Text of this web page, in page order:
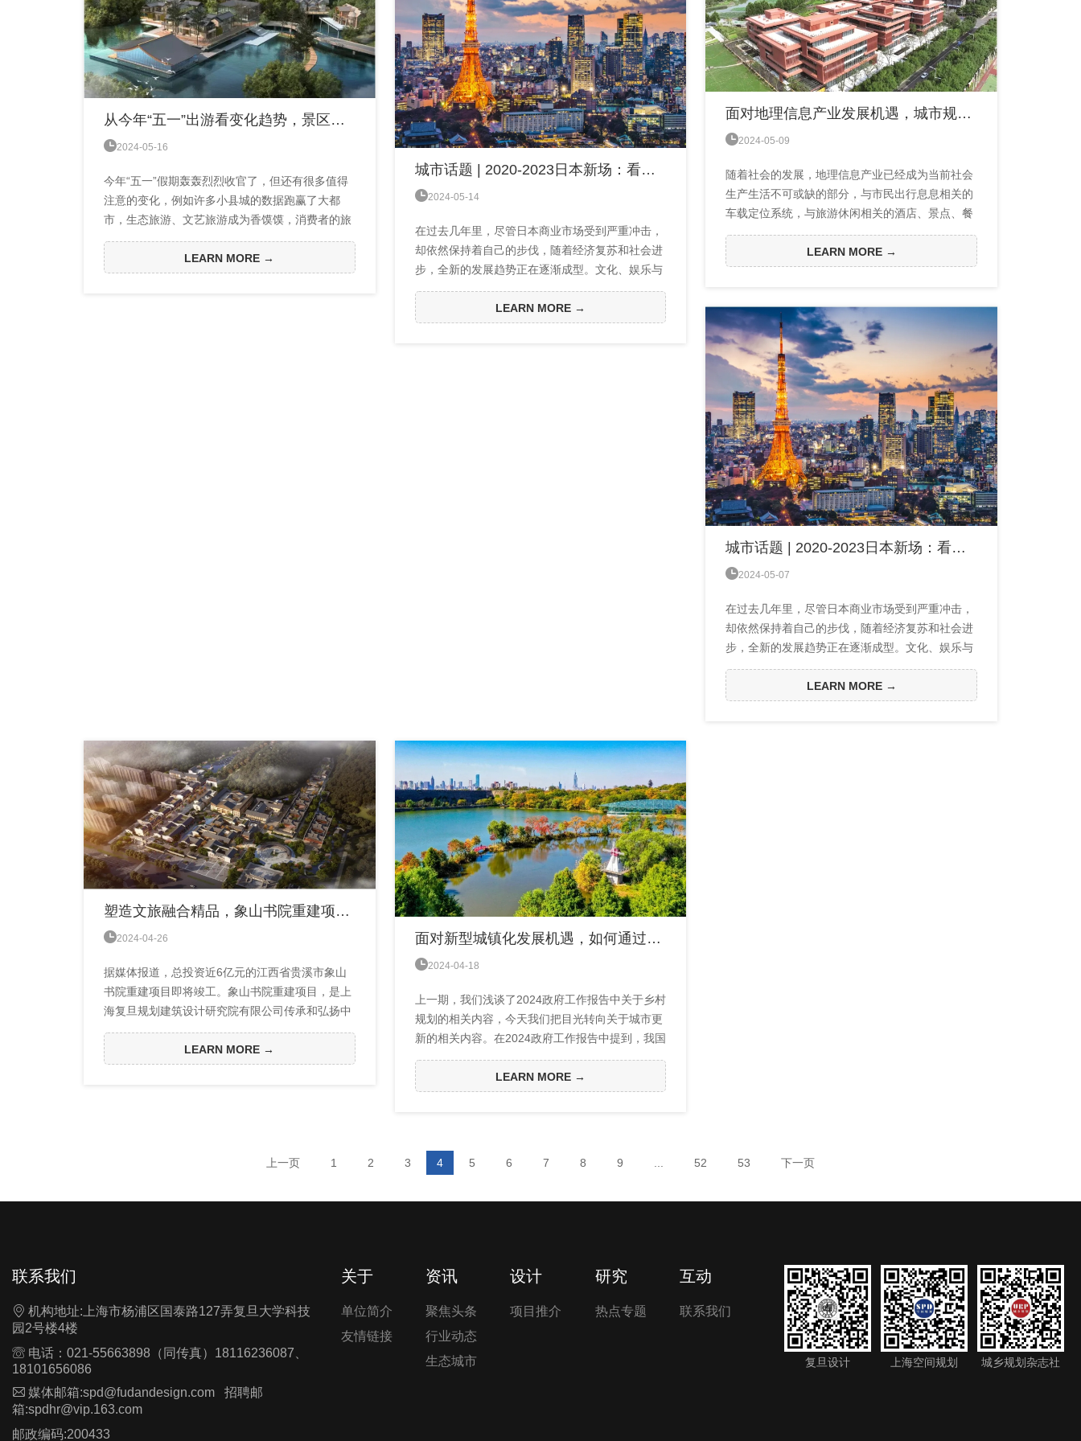
从今年“五一”出游看变化趋势，景区规划需要注意哪些内容？
2024-05-16
今年“五一”假期轰轰烈烈收官了，但还有很多值得
注意的变化，例如许多小县城的数据跑赢了大都
市，生态旅游、文艺旅游成为香馍馍，消费者的旅
游方式灵活多变，追求性价比、个性化和舒适感，
中产及新生代正在成为消费的主力......今天，就让
我们从今年“五一”出游的变化，看看景区规划需要
LEARN MORE →
城市话题 | 2020-2023日本新场：看懂趋势，打「时间差」（下）
2024-05-14
在过去几年里，尽管日本商业市场受到严重冲击，
却依然保持着自己的步伐，随着经济复苏和社会进
步，全新的发展趋势正在逐渐成型。文化、娱乐与
地标型商业设施的融合，为日本商业市场注入了前
所未有的活力。本期以今年日本讨论度最高的几个
非标型商业为例，从中发现一些线索和规律，也希
LEARN MORE →
面对地理信息产业发展机遇，城市规划如何助力产业发展？
2024-05-09
随着社会的发展，地理信息产业已经成为当前社会
生产生活不可或缺的部分，与市民出行息息相关的
车载定位系统，与旅游休闲相关的酒店、景点、餐
厅等的定位功能，与助老扶残服务相关的定位功
能......地理信息技术的发展正在给人们提供越来越
完善的服务体验，还有气象预报、国土勘测、城市
对相关技术的需求也越来越高。在“十四五”规划和
2035年远景目标纲要中，对地理信息技术和应用作
出...
LEARN MORE →
城市话题 | 2020-2023日本新场：看懂趋势，打「时间差」（上）
2024-05-07
在过去几年里，尽管日本商业市场受到严重冲击，
却依然保持着自己的步伐，随着经济复苏和社会进
步，全新的发展趋势正在逐渐成型。文化、娱乐与
地标型商业设施的融合，为日本商业市场注入了前
所未有的活力。本期以今年日本讨论度最高的几个
非标型商业为例，从中发现一些线索和规律，也希
LEARN MORE →
塑造文旅融合精品，象山书院重建项目即将竣工
2024-04-26
据媒体报道，总投资近6亿元的江西省贵溪市象山
书院重建项目即将竣工。象山书院重建项目，是上
海复旦规划建筑设计研究院有限公司传承和弘扬中
华优秀传统文化，打造文旅融合发展的精品项目，
象山书院的复原与重建不仅有利于当地营造“文化
地标”，打造“文化名片”，并且使得象山书院的文化
LEARN MORE →
面对新型城镇化发展机遇，如何通过城市更新，打造韧性城市？
2024-04-18
上一期，我们浅谈了2024政府工作报告中关于乡村
规划的相关内容，今天我们把目光转向关于城市更
新的相关内容。在2024政府工作报告中提到，我国
城镇化还有很大发展提升空间，城市更新包括推进
城中村改造和公共基础设施建设，推动解决老旧小
区停车等问题，打造宜居、智慧、韧性城市。那
打造韧性城市通过城市更新打造韧性城市是近年城
市建设...
LEARN MORE →
上一页 1 2 3 4 5 6 7 8 9 52 53 下一页
联系我们
 机构地址:上海市杨浦区国泰路127弄复旦大学科技
园2号楼4楼
 电话：021-55663898（同传真）18116236087、
18101656086
 媒体邮箱:spd@fudandesign.com 招聘邮
箱:spdhr@vip.163.com
邮政编码:200433
关于
单位简介
友情链接
资讯
聚焦头条
行业动态
生态城市
设计
项目推介
研究
热点专题
互动
联系我们
复旦设计 上海空间规划 城乡规划杂志社